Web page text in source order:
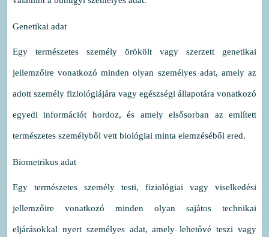
Genetikai adat
Egy természetes személy örökölt vagy szerzett genetikai
jellemzőire vonatkozó minden olyan személyes adat, amely az
adott személy fiziológiájára vagy egészségi állapotára vonatkozó
egyedi információt hordoz, és amely elsősorban az említett
természetes személyből vett biológiai minta elemzéséből ered.
Biometrikus adat
Egy természetes személy testi, fiziológiai vagy viselkedési
jellemzőire vonatkozó minden olyan sajátos technikai
eljárásokkal nyert személyes adat, amely lehetővé teszi vagy